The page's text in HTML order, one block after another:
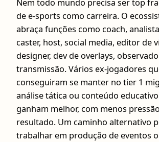
Nem todo mundo precisa ser top
de e-sports como carreira. O
abraça funções como coach,
caster, host, social media, editor de
designer, dev de overlays,
transmissão. Vários ex-jogadores
conseguiram se manter no tier 1
análise tática ou conteúdo
ganham melhor, com menos
resultado. Um caminho alternativo
trabalhar em produção de eventos